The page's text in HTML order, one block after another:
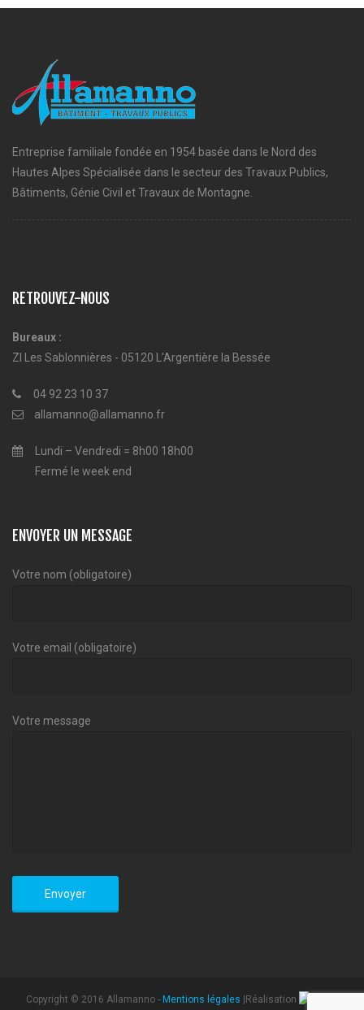
Entreprise familiale fondée en 1954 basée dans le Nord des
Hautes Alpes Spécialisée dans le secteur des Travaux Publics,
Bâtiments, Génie Civil et Travaux de Montagne.
RETROUVEZ-NOUS
Bureaux :
ZI Les Sablonnières - 05120 L'Argentière la Bessée
04 92 23 10 37
allamanno@allamanno.fr
Lundi – Vendredi = 8h00 18h00
Fermé le week end
ENVOYER UN MESSAGE
Votre nom (obligatoire)
Votre email (obligatoire)
Votre message
Copyright © 2016 Allamanno - Mentions légales |Réalisation